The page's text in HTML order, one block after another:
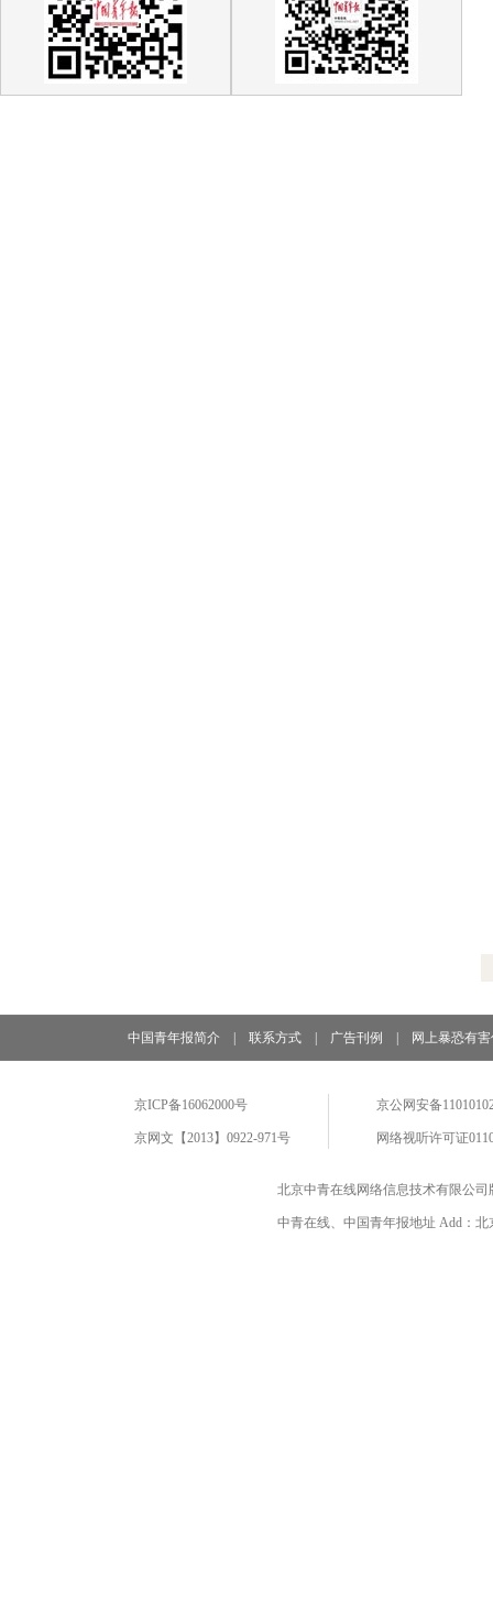
中国青年报简介 联系方式 广告刊例 网上暴恐有
京ICP备16062000号
京网文【2013】0922-971号
京公网安备
网络视听许可证
北京中青在线网络信息技术有限公
中青在线、中国青年报地址 Add：北